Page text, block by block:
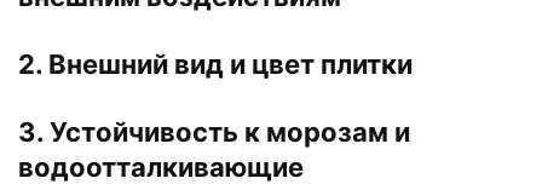
2. Внешний вид и цвет плитки
3. Устойчивость к морозам и
водоотталкивающие